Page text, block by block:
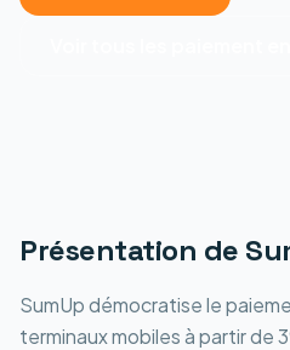
Présentation de
SumUp démocratise le
terminaux mobiles à partir de